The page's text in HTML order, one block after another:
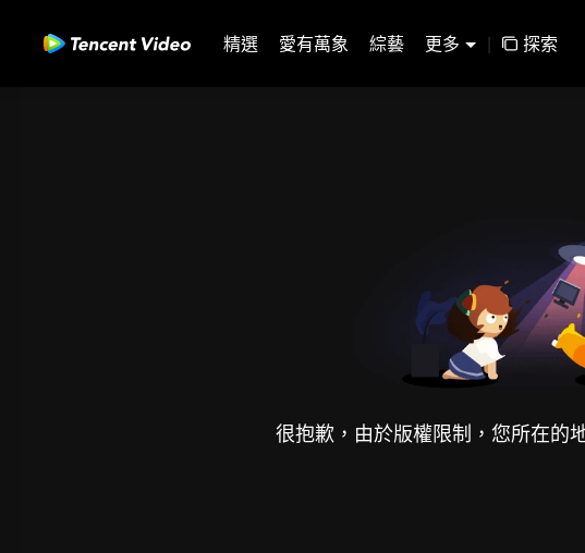
精選 愛有萬象 綜藝 更多 | 探索
很抱歉，由於版權限制，您所在的